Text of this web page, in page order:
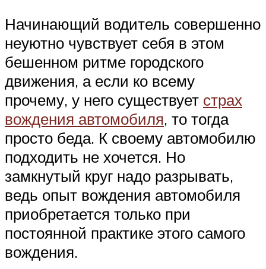
Начинающий водитель совершенно
неуютно чувствует себя в этом
бешенном ритме городского
движения, а если ко всему
прочему, у него существует страх
вождения автомобиля, то тогда
просто беда. К своему автомобилю
подходить не хочется. Но
замкнутый круг надо разрывать,
ведь опыт вождения автомобиля
приобретается только при
постоянной практике этого самого
вождения.